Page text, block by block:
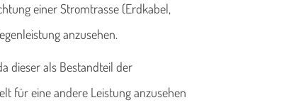
einer Strom­trasse (Erdkabel,
anzusehen.
dieser als Bestandteil der
für eine andere Leistung anzusehen